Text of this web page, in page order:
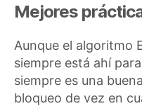
Mejores
Aunque el algoritmo
siempre está ahí
siempre es una
bloqueo de vez en